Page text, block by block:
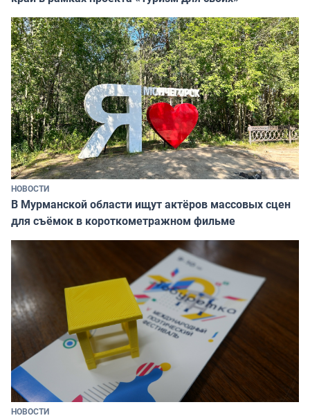
НОВОСТИ
В Мурманской области ищут актёров массовых сцен
для съёмок в короткометражном фильме
НОВОСТИ